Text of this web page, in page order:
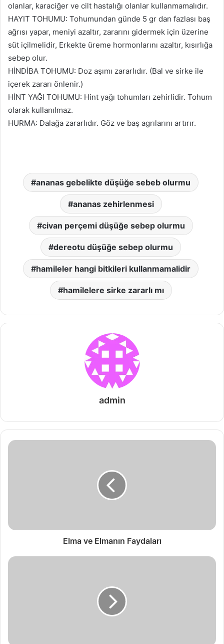
olanlar, karaciğer ve cilt hastalığı olanlar kullanmamalıdır.
HAYIT TOHUMU: Tohumundan günde 5 gr dan fazlası baş
ağrısı yapar, meniyi azaltır, zararını gidermek için üzerine
süt içilmelidir, Erkekte üreme hormonlarını azaltır, kısırlığa
sebep olur.
HİNDİBA TOHUMU: Doz aşımı zararlıdır. (Bal ve sirke ile
içerek zararı önlenir.)
HİNT YAĞI TOHUMU: Hint yağı tohumları zehirlidir. Tohum
olarak kullanılmaz.
HURMA: Dalağa zararlıdır. Göz ve baş agrılarını artırır.
ananas gebelikte düşüğe sebeb olurmu
ananas zehirlenmesi
civan perçemi düşüğe sebep olurmu
dereotu düşüğe sebep olurmu
hamileler hangi bitkileri kullanmamalidir
hamilelere sirke zararlı mı
admin
Elma ve Elmanın Faydaları